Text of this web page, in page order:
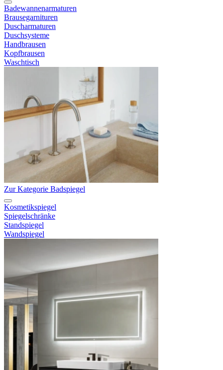
Badewannenarmaturen
Brausegarnituren
Duscharmaturen
Duschsysteme
Handbrausen
Kopfbrausen
Waschtisch
Zur Kategorie Badspiegel
Kosmetikspiegel
Spiegelschränke
Standspiegel
Wandspiegel